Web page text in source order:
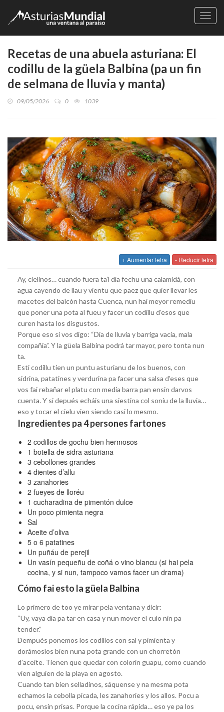
Recetas de una abuela asturiana: El
codillu de la güela Balbina (pa un fin
de selmana de lluvia y manta)
09/05/2026 0 1039
+ Aumentar letra - Reducir letra
Ay, cielinos… cuando fuera ta’l día fechu una calamidá, con
agua cayendo de llau y vientu que paez que quier llevar les
macetes del balcón hasta Cuenca, nun hai meyor remediu
que poner una pota al fueu y facer un codillu d’esos que
curen hasta los disgustos.
Porque eso sí vos digo: “Día de lluvia y barriga vacía, mala
compañía”. Y la güela Balbina podrá tar mayor, pero tonta nun
ta.
Esti codillu tien un puntu asturianu de los buenos, con
sidrina, patatines y verdurina pa facer una salsa d’eses que
vos fai rebañar el platu con media barra pan ensin darvos
cuenta. Y si depués echáis una siestina col soníu de la lluvia…
eso y tocar el cielu vien siendo casi lo mesmo.
Ingredientes pa 4 persones fartones
2 codillos de gochu bien hermosos
1 botella de sidra asturiana
3 cebollones grandes
4 dientes d’allu
3 zanahories
2 fueyes de lloréu
1 cucharadina de pimentón dulce
Un poco pimienta negra
Sal
Aceite d’oliva
5 o 6 patatines
Un puñáu de perejil
Un vasín pequeñu de coñá o vino blancu (si hai pela
cocina, y si nun, tampoco vamos facer un drama)
Cómo fai esto la güela Balbina
Lo primero de too ye mirar pela ventana y dicir:
“Uy, vaya día pa tar en casa y nun mover el culo nin pa
tender.”
Dempués ponemos los codillos con sal y pimienta y
dorámoslos bien nuna pota grande con un chorretón
d’aceite. Tienen que quedar con colorín guapu, como cuando
vien alguien de la playa en agosto.
Cuando tan bien selladinos, sáquense y na mesma pota
echamos la cebolla picada, les zanahories y los allos. Pocu a
pocu, ensin prisas. Porque la cocina rápida… eso ye pa los